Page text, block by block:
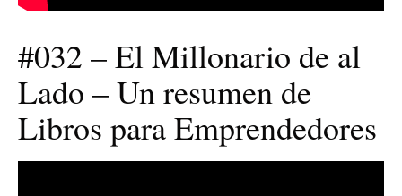
#032 – El Millonario de al
Lado – Un resumen de
Libros para Emprendedores